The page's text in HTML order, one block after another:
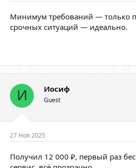
Минимум требований — только
срочных ситуаций — идеально.
И Иосиф
Guest
27 Ноя 2025
Получил 12 000 ₽, первый раз